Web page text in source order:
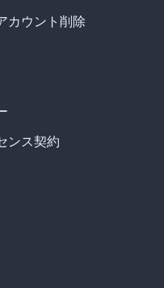
カウント削除
ンス契約